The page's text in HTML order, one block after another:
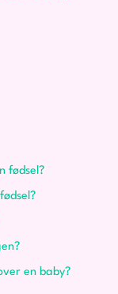
fødsel?
en baby?